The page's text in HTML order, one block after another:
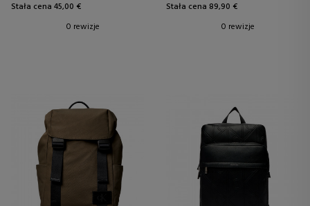
Stała cena 45,00 €
0 rewizje
Stała cena 89,90 €
0 rewizje